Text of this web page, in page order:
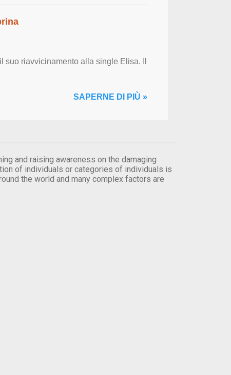
riavvicinamento alla single Elisa. Il
SAPERNE DI PIÙ »
and raising awareness on the damaging
of individuals or categories of individuals is
the world and many complex factors are